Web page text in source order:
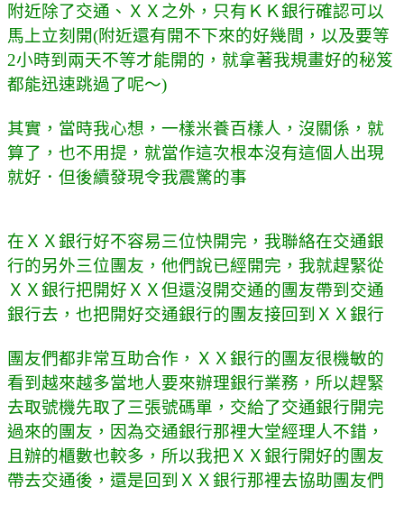
附近除了交通、ＸＸ之外，只有ＫＫ銀行確認可以
馬上立刻開(附近還有開不下來的好幾間，以及要等
2小時到兩天不等才能開的，就拿著我規畫好的秘笈
都能迅速跳過了呢～)
其實，當時我心想，一樣米養百樣人，沒關係，就
算了，也不用提，就當作這次根本沒有這個人出現
就好．但後續發現令我震驚的事
在ＸＸ銀行好不容易三位快開完，我聯絡在交通銀
行的另外三位團友，他們說已經開完，我就趕緊從
ＸＸ銀行把開好ＸＸ但還沒開交通的團友帶到交通
銀行去，也把開好交通銀行的團友接回到ＸＸ銀行
團友們都非常互助合作，ＸＸ銀行的團友很機敏的
看到越來越多當地人要來辦理銀行業務，所以趕緊
去取號機先取了三張號碼單，交給了交通銀行開完
過來的團友，因為交通銀行那裡大堂經理人不錯，
且辦的櫃數也較多，所以我把ＸＸ銀行開好的團友
帶去交通後，還是回到ＸＸ銀行那裡去協助團友們